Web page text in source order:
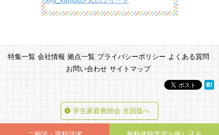
特集一覧 会社情報 拠点一覧 プライバシーポリシー よくある質問
お問い合わせ サイトマップ
学生家庭教師会 全国版へ
Copyright (C) 2026 『学生家庭教師会』公式HP All Rights Reserved.